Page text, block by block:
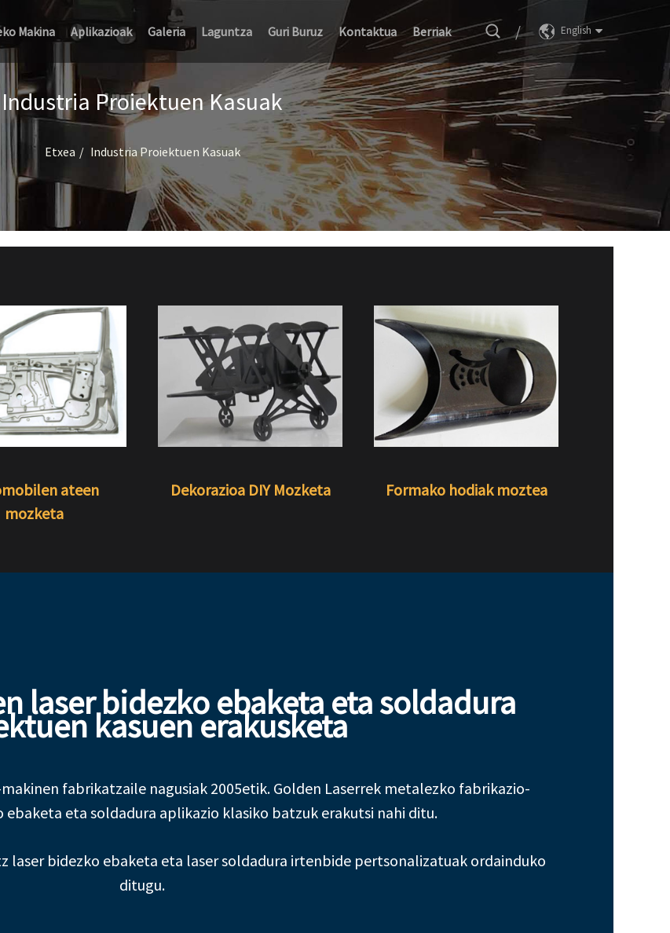
Makina Aplikazioak Galeria Laguntza Guri Buruz Kontaktua Berriak / English
Industria Proiektuen Kasuak
Etxea Industria Proiektuen Kasuak
ateen
mozketa
Dekorazioa DIY Mozketa Formako hodiak moztea
laser bidezko ebaketa eta soldadura
kasuen erakusketa
fabrikatzaile nagusiak 2005etik. Golden Laserrek metalezko fabrikazio-
ebaketa eta soldadura aplikazio klasiko batzuk erakutsi nahi ditu.
laser bidezko ebaketa eta laser soldadura irtenbide pertsonalizatuak ordainduko
ditugu.